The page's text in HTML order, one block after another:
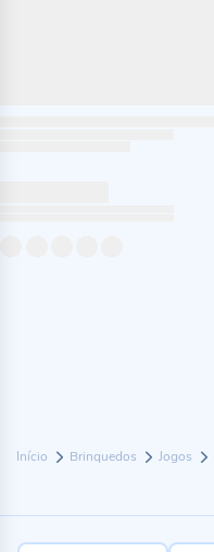
Início Brinquedos Jogos